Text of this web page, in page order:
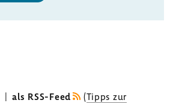
| als RSS-Feed (Tipps zur